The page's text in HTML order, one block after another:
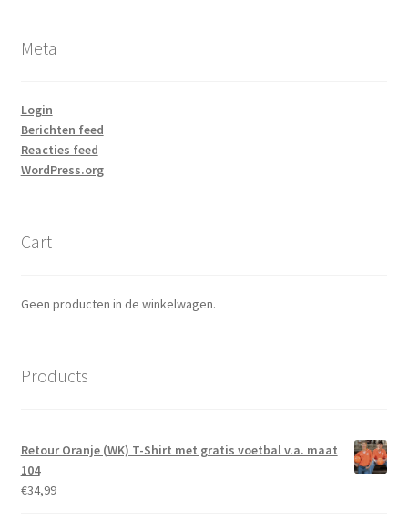
Meta
Login
Berichten feed
Reacties feed
WordPress.org
Cart
Geen producten in de winkelwagen.
Products
Retour Oranje (WK) T-Shirt met gratis voetbal v.a. maat
104
€34,99